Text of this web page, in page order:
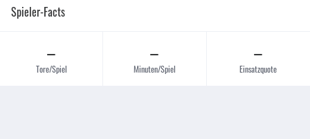
Spieler-Facts
–
Tore/Spiel
–
Minuten/Spiel
–
Einsatzquote